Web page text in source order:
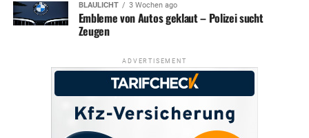
BLAULICHT 3 Wochen ago
Embleme von Autos geklaut – Polizei sucht
Zeugen
ADVERTISEMENT